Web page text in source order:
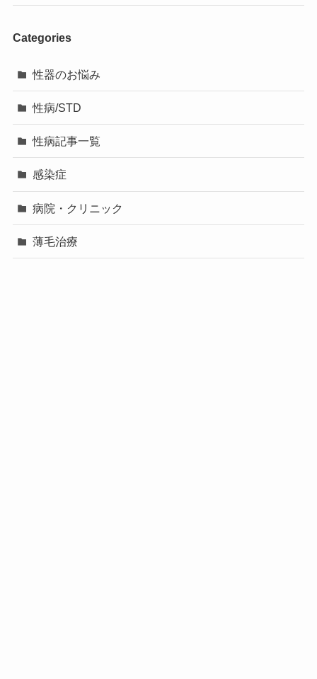
Categories
性器のお悩み
性病/STD
性病記事一覧
感染症
病院・クリニック
薄毛治療